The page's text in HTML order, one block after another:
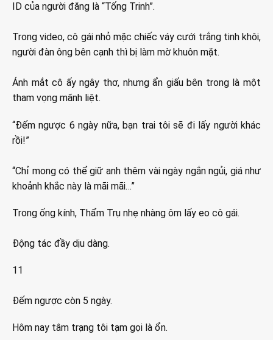
ID của người đăng là “Tống Trinh”.
Trong video, cô gái nhỏ mặc chiếc váy cưới trắng tinh khôi,
người đàn ông bên cạnh thì bị làm mờ khuôn mặt.
Ánh mắt cô ấy ngây thơ, nhưng ẩn giấu bên trong là một
tham vọng mãnh liệt.
“Đếm ngược 6 ngày nữa, bạn trai tôi sẽ đi lấy người khác
rồi!”
“Chỉ mong có thể giữ anh thêm vài ngày ngắn ngủi, giá như
khoảnh khắc này là mãi mãi…”
Trong ống kính, Thẩm Trụ nhẹ nhàng ôm lấy eo cô gái.
Động tác đầy dịu dàng.
11
Đếm ngược còn 5 ngày.
Hôm nay tâm trạng tôi tạm gọi là ổn.